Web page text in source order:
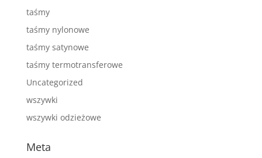
taśmy
taśmy nylonowe
taśmy satynowe
taśmy termotransferowe
Uncategorized
wszywki
wszywki odzieżowe
Meta